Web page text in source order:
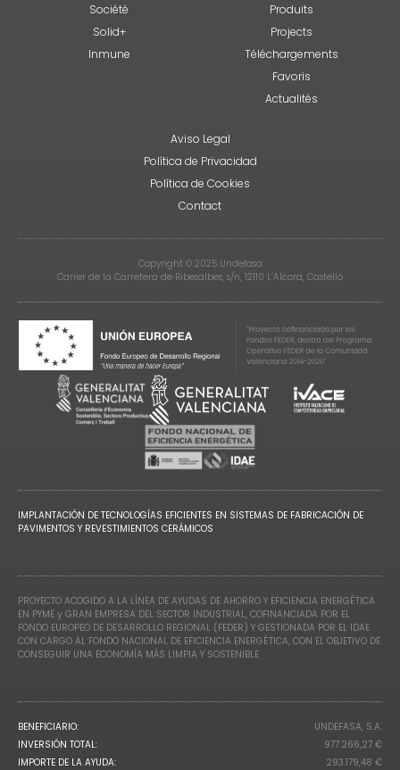
Société
Solid+
Inmune
Produits
Projects
Téléchargements
Favoris
Actualités
Aviso Legal
Política de Privacidad
Política de Cookies
Contact
Copyright © 2025 Undefasa
Carrer de la Carretera de Ribesalbes, s/n, 12110 L’Alcora, Castelló
IMPLANTACIÓN DE TECNOLOGÍAS EFICIENTES EN SISTEMAS DE FABRICACIÓN DE
PAVIMENTOS Y REVESTIMIENTOS CERÁMICOS
PROYECTO ACOGIDO A LA LÍNEA DE AYUDAS DE AHORRO Y EFICIENCIA ENERGÉTICA
EN PYME y GRAN EMPRESA DEL SECTOR INDUSTRIAL, COFINANCIADA POR EL
FONDO EUROPEO DE DESARROLLO REGIONAL (FEDER) Y GESTIONADA POR EL IDAE
CON CARGO AL FONDO NACIONAL DE EFICIENCIA ENERGÉTICA, CON EL OBJETIVO DE
CONSEGUIR UNA ECONOMÍA MÁS LIMPIA Y SOSTENIBLE
BENEFICIARIO:
UNDEFASA, S.A.
INVERSIÓN TOTAL:
977.266,27 €
IMPORTE DE LA AYUDA:
293.179,48 €